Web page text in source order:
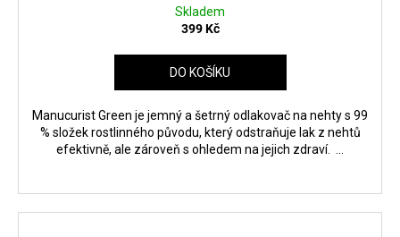
Skladem
399 Kč
DO KOŠÍKU
Manucurist Green je jemný a šetrný odlakovač na nehty s 99
% složek rostlinného původu, který odstraňuje lak z nehtů
efektivně, ale zároveň s ohledem na jejich zdraví. ...